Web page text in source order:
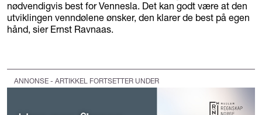
nødvendigvis best for Vennesla. Det kan godt være at den
utviklingen venndølene ønsker, den klarer de best på egen
hånd, sier Ernst Ravnaas.
ANNONSE - ARTIKKEL FORTSETTER UNDER